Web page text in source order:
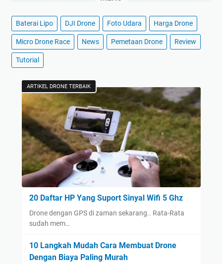
Baterai Lipo DJI Drone Foto Udara Harga Drone
Micro Drone Race News Pemetaan Drone Review
Tutorial
ARTIKEL DRONE TERBAIK
20 Daftar HP Yang Suport Sinyal Wifi 5 Ghz
Drone dengan GPS di zaman sekarang.. Rata-Rata
sudah mem…
10 Langkah Mudah Cara Membuat Drone
Dengan Biaya Paling Murah